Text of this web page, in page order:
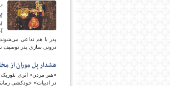
پدر با هم تداعی
درونی سازی پدر توصیف
هشدار پل موران از
«هنر مردن» اثری
در ادبیات» خودکشی